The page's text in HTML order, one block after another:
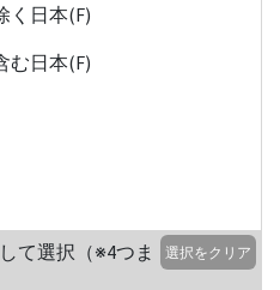
く日本(F)
む日本(F)
て選択（※4つま
選択をクリア